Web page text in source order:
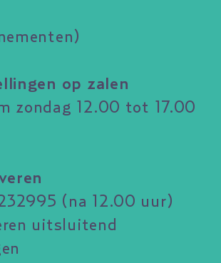
op zalen
zondag 12.00 tot 17.00
(na 12.00 uur)
uitsluitend